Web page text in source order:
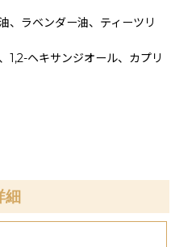
、ラベンダー油、ティーツリ
1,2-ヘキサンジオール、カプリ
細